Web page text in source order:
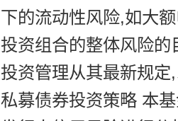
下的流动性风险,如大
投资组合的整体风险
投资管理从其最新规
私募债券投资策略 本